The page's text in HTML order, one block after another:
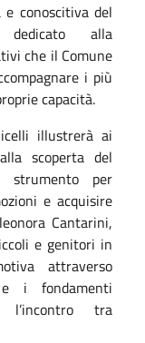
conoscitiva del
alla
che il Comune
i più
capacità.
illustrerà ai
scoperta del
strumento per
e acquisire
Cantarini,
e genitori in
attraverso
i fondamenti
l’incontro tra